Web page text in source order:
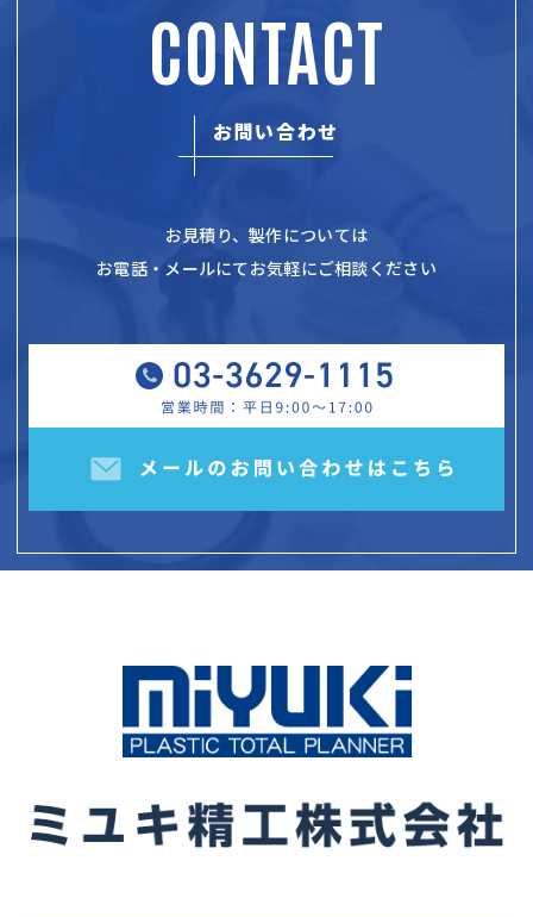
CONTACT
お問い合わせ
お見積り、製作については
お電話・メールにてお気軽にご相談ください